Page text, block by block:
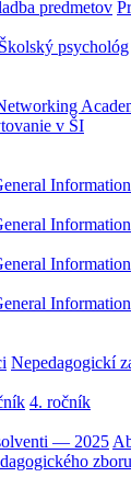
predmetov
Školský psychológ
v ŠI
Information
Information
Information
Information
Nepedagogickí
4. ročník
— 2025
zboru